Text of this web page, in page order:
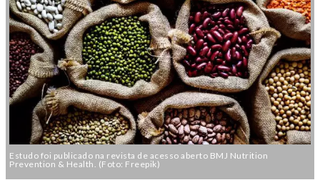
Estudo foi publicado na revista de acesso aberto BMJ Nutrition
Prevention & Health. (Foto: Freepik)